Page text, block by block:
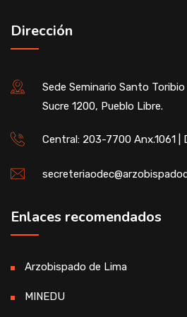
Dirección
Sede Seminario Santo
Sucre 1200, Pueblo Libre.
Central: 203-7700 Anx.1061
Enlaces recomendados
Arzobispado de Lima
MINEDU